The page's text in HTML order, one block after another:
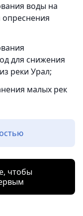
воды на
опреснения
для снижения
реки Урал;
малых рек
чтобы